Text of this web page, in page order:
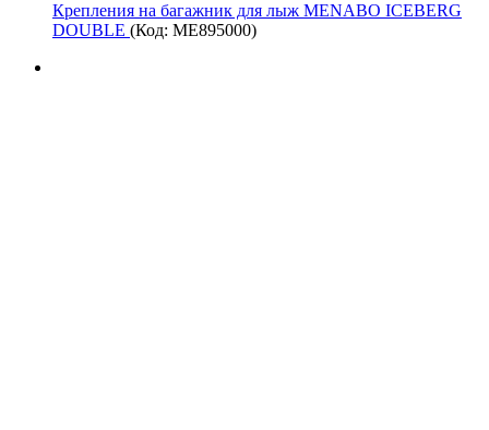
Крепления на багажник для лыж MENABO ICEBERG
DOUBLE (Код: ME895000)